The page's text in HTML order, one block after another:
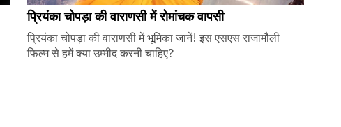
प्रियंका चोपड़ा की वाराणसी में रोमांचक वापसी
प्रियंका चोपड़ा की वाराणसी में भूमिका जानें! इस एसएस राजामौली
फिल्म से हमें क्या उम्मीद करनी चाहिए?